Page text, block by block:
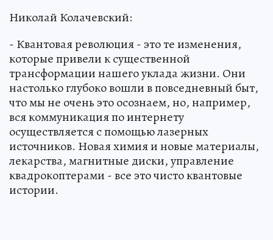
Николай Колачевский:
- Квантовая революция - это те изменения,
которые привели к существенной
трансформации нашего уклада жизни. Они
настолько глубоко вошли в повседневный быт,
что мы не очень это осознаем, но, например,
вся коммуникация по интернету
осуществляется с помощью лазерных
источников. Новая химия и новые материалы,
лекарства, магнитные диски, управление
квадрокоптерами - все это чисто квантовые
истории.